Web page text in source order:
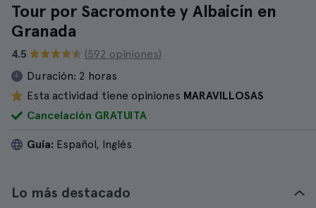
Tour por Sacromonte y Albaicín en
Granada
4.5
(592 opiniones)
Duración: 2 horas
Esta actividad tiene opiniones MARAVILLOSAS
Cancelación GRATUITA
Guía: Español, Inglés
Lo más destacado